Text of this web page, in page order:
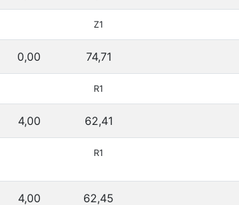
Z1
0,00 74,71
R1
4,00 62,41
R1
4,00 62,45